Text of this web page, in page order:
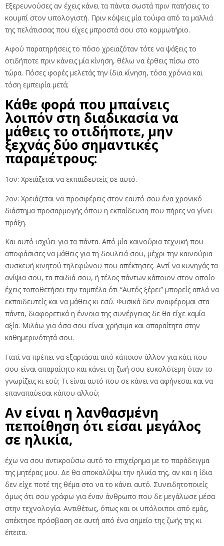
Εξερευνούσες αν έχεις κάνει τα πάντα σωστά πριν πατήσεις το
κουμπί στον υπολογιστή. Πριν κόψεις μία τούφα από τα μαλλιά
της πελάτισσας που είχες μπροστά σου στο κομμωτήριο.
Αφού παρατηρήσεις το πόσο χρειαζόταν τότε να ψάξεις το
οτιδήποτε πριν κάνεις μία κίνηση, θέλω να έρθεις πίσω στο
τώρα. Πόσες φορές μελετάς την ίδια κίνηση, τόσα χρόνια και
τόση εμπειρία μετά;
Κάθε φορά που μπαίνεις
λοιπόν στη διαδικασία να
μάθεις το οτιδήποτε, μην
ξεχνάς δύο σημαντικές
παραμέτρους:
1ον: Χρειάζεται να εκπαιδευτείς σε αυτό.
2ον: Χρειάζεται να προσφέρεις στον εαυτό σου ένα χρονικό
διάστημα προσαρμογής όπου η εκπαίδευση που πήρες να γίνει
πράξη.
Και αυτό ισχύει για τα πάντα. Από μία καινούρια τεχνική που
αποφάσισες να μάθεις για τη δουλειά σου, μέχρι την καινούρια
συσκευή κινητού τηλεφώνου που απέκτησες. Αντί να κυνηγάς τα
ανίψια σου, τα παιδιά σου, ή τέλος πάντων κάποιον στον οποίο
έχεις τοποθετήσει την ταμπέλα ότι “Αυτός ξέρει” μπορείς απλά να
εκπαιδευτείς και να μάθεις κι εσύ. Φυσικά δεν αναφέρομαι στα
πάντα, διαφορετικά η έννοια της συνέργειας δε θα είχε καμία
αξία. Μιλάω για όσα σου είναι χρήσιμα και απαραίτητα στην
καθημερινότητά σου.
Γιατί να πρέπει να εξαρτάσαι από κάποιον άλλον για κάτι που
σου είναι απαραίτητο και κάνει τη ζωή σου ευκολότερη όταν το
γνωρίζεις κι εσύ; Τι είναι αυτό που σε κάνει να αφήνεσαι και να
επαναπαύεσαι κάπου αλλού;
Αν είναι η λανθασμένη
πεποίθηση ότι είσαι μεγάλος
σε ηλικία,
έχω να σου αντικρούσω αυτό το επιχείρημα με το παράδειγμα
της μητέρας μου. Δε θα αποκαλύψω την ηλικία της, αν και η ίδια
δεν είχε ποτέ της θέμα στο να το κάνει αυτό. Συνειδητοποιείς
όμως ότι σου γράφω για έναν άνθρωπο που δε μεγάλωσε μέσα
στην τεχνολογία. Αντιθέτως, όπως και οι υπόλοιποι από εμάς,
απέκτησε πρόσβαση σε αυτή από ένα σημείο της ζωής της κι
έπειτα.